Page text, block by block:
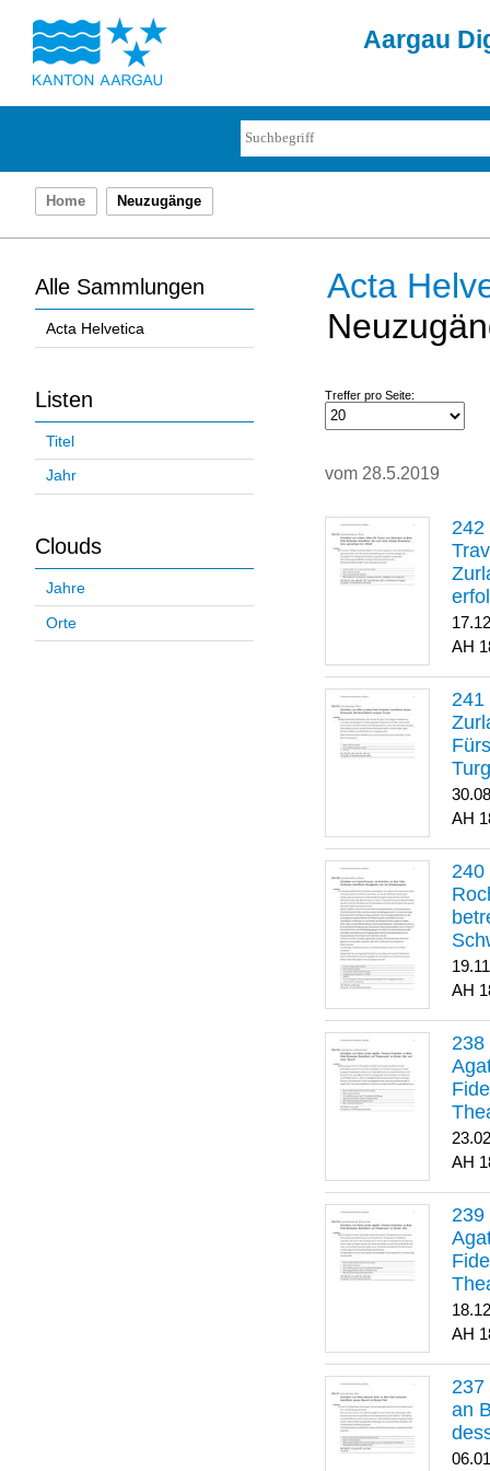
Aargau
Home Neuzugänge
Alle Sammlungen
Acta Helvetica
Listen
Titel
Jahr
Clouds
Jahre
Orte
Acta
Treffer pro Seite:
vom 28.5.2019
an